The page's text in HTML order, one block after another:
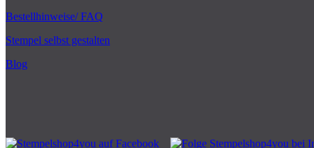
Bestellhinweise/ FAQ
Stempel selbst gestalten
Blog